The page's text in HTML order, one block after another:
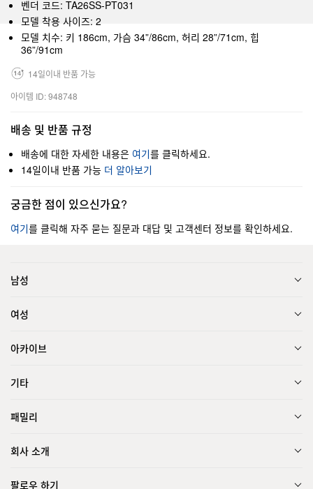
벤더 코드: TA26SS-PT031
모델 착용 사이즈: 2
모델 치수: 키 186cm, 가슴 34”/86cm, 허리 28”/71cm, 힙
36”/91cm
14일이내 반품 가능
아이템 ID: 948748
배송 및 반품 규정
배송에 대한 자세한 내용은 여기를 클릭하세요.
14일이내 반품 가능 더 알아보기
궁금한 점이 있으신가요?
여기를 클릭해 자주 묻는 질문과 대답 및 고객센터 정보를 확인하세요.
남성
여성
아카이브
기타
패밀리
회사 소개
팔로우 하기